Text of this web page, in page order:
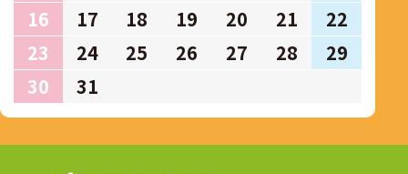
16
17 18 19 20 21
22
23
24 25 26 27 28
29
30
31